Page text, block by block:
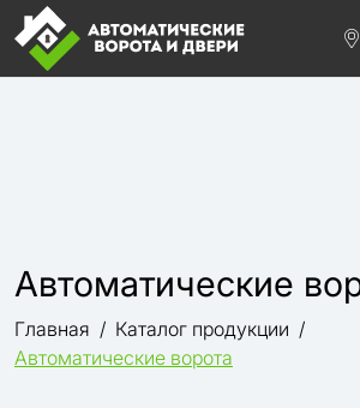
Автоматические
Главная
Каталог продукции
Автоматические ворота